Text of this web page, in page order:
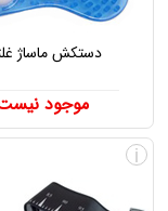
دستکش ماساژ
موجود
i